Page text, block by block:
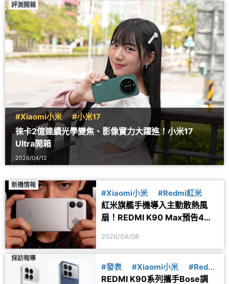
評測開箱
#Xiaomi小米 #小米17
徠卡2億連續光學變焦、影像實力大躍進！小米17
Ultra開箱
2026/04/12
新機情報
#Xiaomi小米 #Redmi紅米
紅米旗艦手機導入主動散熱風
扇！REDMI K90 Max預告4月
2026/04/08
採訪報導
#發表 #Xiaomi小米
#Redmi
紅米
REDMI K90系列攜手Bose調